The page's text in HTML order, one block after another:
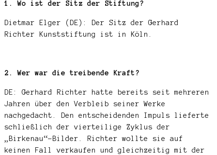
1. Wo ist der Sitz der Stiftung?
Dietmar Elger (DE): Der Sitz der Gerhard
Richter Kunststiftung ist in Köln.
2. Wer war die treibende Kraft?
DE: Gerhard Richter hatte bereits seit mehreren
Jahren über den Verbleib seiner Werke
nachgedacht. Den entscheidenden Impuls lieferte
schließlich der vierteilige Zyklus der
„Birkenau“-Bilder. Richter wollte sie auf
keinen Fall verkaufen und gleichzeitig mit der